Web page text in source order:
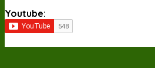
Youtube: